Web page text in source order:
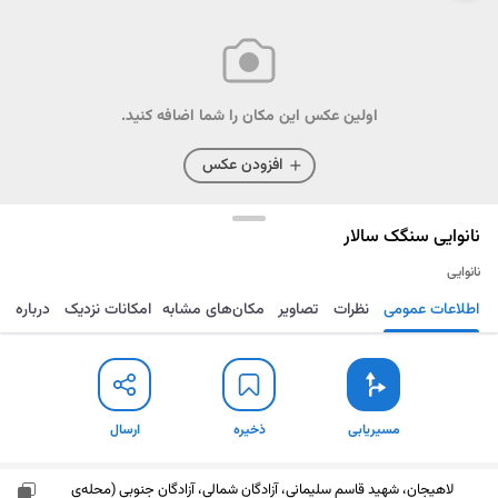
اولین عکس این مکان را شما اضافه کنید.
افزودن عکس
نانوایی سنگک سالار
نانوایی
مسیریابی ذخیره ارسال اطلاعات عمومی نظرات تصاویر مکان‌های مشابه امکانات نزدیک درباره
مسیریابی ذخیره ارسال
لاهیجان، شهید قاسم سلیمانی، آزادگان شمالی، آزادگان جنوبی (محله‌ی